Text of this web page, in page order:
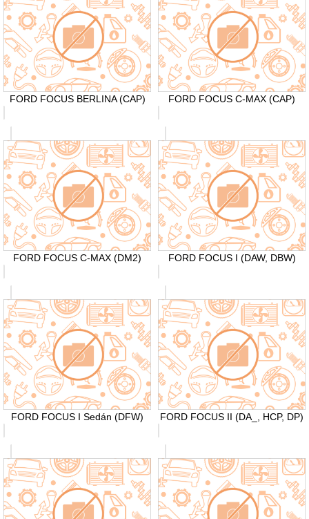
FORD FOCUS BERLINA (CAP) FORD FOCUS C-MAX (CAP)
FORD FOCUS C-MAX (DM2) FORD FOCUS I (DAW, DBW)
FORD FOCUS I Sedán (DFW) FORD FOCUS II (DA_, HCP, DP)